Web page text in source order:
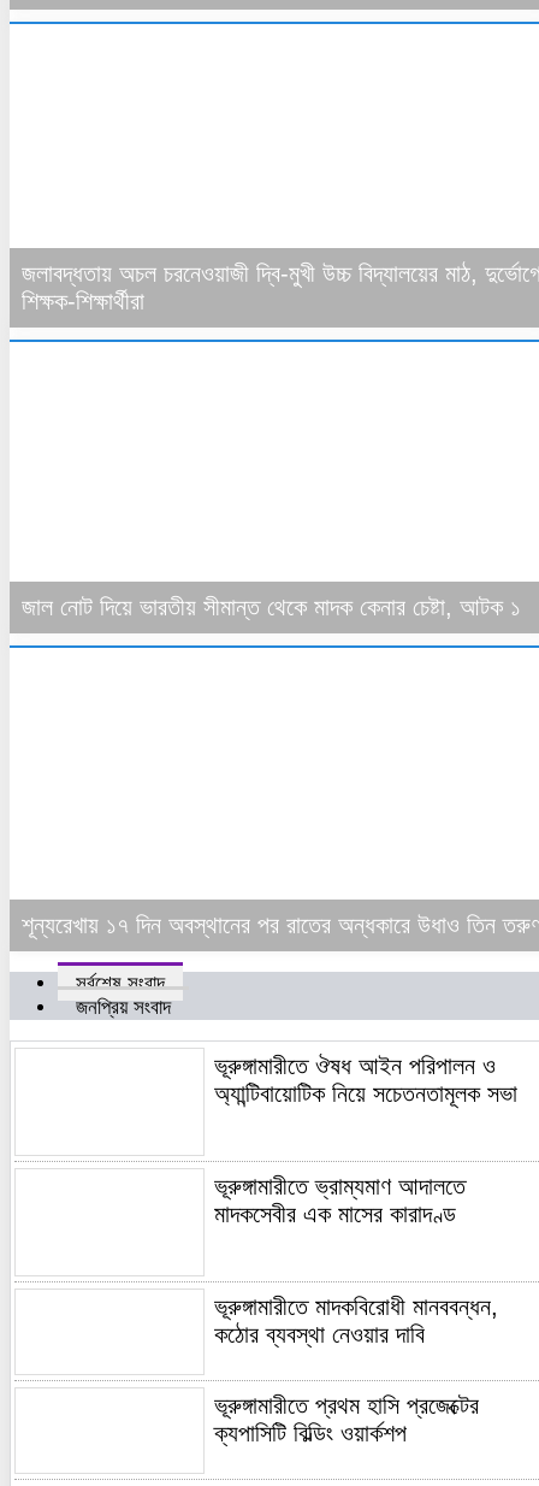
জলাবদ্ধতায় অচল চরনেওয়াজী দ্বি-মুখী উচ্চ বিদ্যালয়ের মাঠ,
শিক্ষক-শিক্ষার্থীরা
জাল নোট দিয়ে ভারতীয় সীমান্ত থেকে মাদক কেনার চেষ্টা, আটক ১
শূন্যরেখায় ১৭ দিন অবস্থানের পর রাতের অন্ধকারে উধাও তিন
সর্বশেষ সংবাদ
জনপ্রিয় সংবাদ
ভূরুঙ্গামারীতে ঔষধ আইন পরিপালন ও
অ্যান্টিবায়োটিক নিয়ে সচেতনতামূলক সভা
ভূরুঙ্গামারীতে ভ্রাম্যমাণ আদালতে
মাদকসেবীর এক মাসের কারাদণ্ড
ভূরুঙ্গামারীতে মাদকবিরোধী মানববন্ধন,
কঠোর ব্যবস্থা নেওয়ার দাবি
ভূরুঙ্গামারীতে প্রথম হাসি প্রজেক্টের
ক্যপাসিটি বিল্ডিং ওয়ার্কশপ